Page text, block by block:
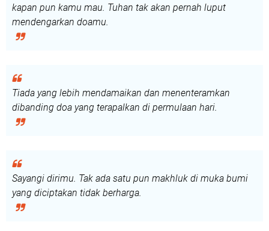
kapan pun kamu mau. Tuhan tak akan pernah luput
mendengarkan doamu.
Tiada yang lebih mendamaikan dan menenteramkan
dibanding doa yang terapalkan di permulaan hari.
Sayangi dirimu. Tak ada satu pun makhluk di muka bumi
yang diciptakan tidak berharga.